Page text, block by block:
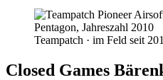
Teampatch · im Feld seit
Closed Games